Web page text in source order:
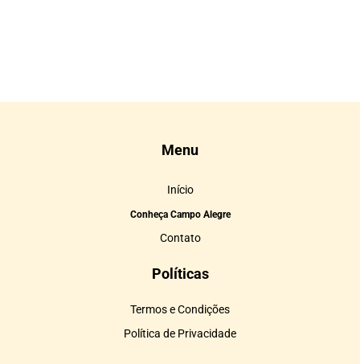
Menu
Início
Conheça Campo Alegre
Contato
Políticas
Termos e Condições
Política de Privacidade